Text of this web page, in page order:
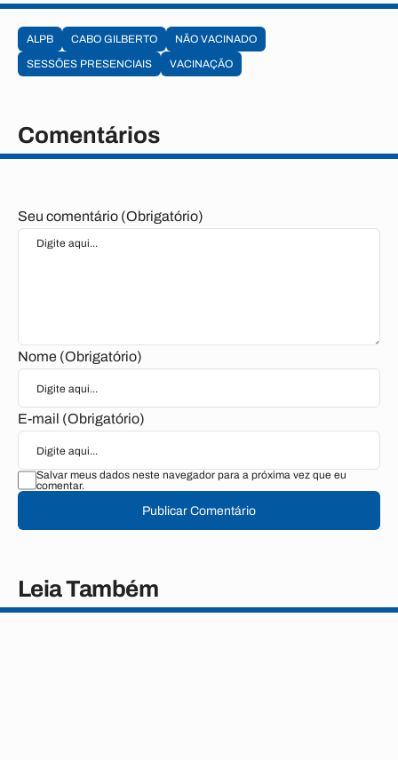
ALPB CABO GILBERTO
NÃO VACINADO
SESSÕES PRESENCIAIS
VACINAÇÃO
Comentários
Seu comentário (Obrigatório)
Nome (Obrigatório)
E-mail (Obrigatório)
Salvar meus dados neste navegador para a próxima vez que eu
comentar.
Publicar Comentário
Leia Também